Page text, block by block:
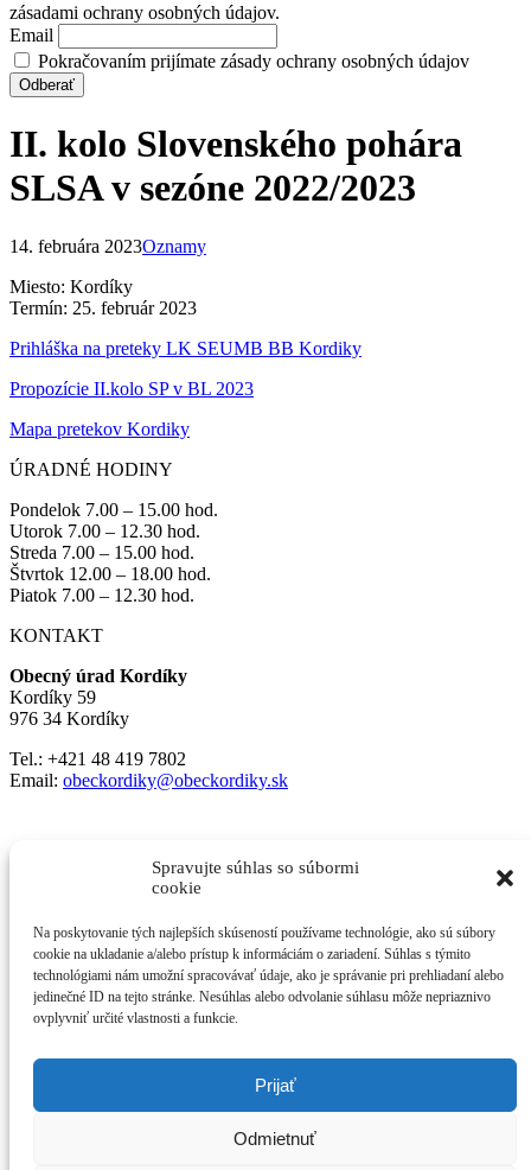
Spravujte súhlas so súbormi
cookie
Na poskytovanie tých najlepších skúseností používame technológie, ako sú súbory
cookie na ukladanie a/alebo prístup k informáciám o zariadení. Súhlas s týmito
technológiami nám umožní spracovávať údaje, ako je správanie pri prehliadaní alebo
jedinečné ID na tejto stránke. Nesúhlas alebo odvolanie súhlasu môže nepriaznivo
ovplyvniť určité vlastnosti a funkcie.
Prijať
Odmietnuť
zásadami ochrany osobných údajov.
Email
Pokračovaním prijímate zásady ochrany osobných údajov
II. kolo Slovenského pohára
SLSA v sezóne 2022/2023
14. februára 2023Oznamy
Miesto: Kordíky
Termín: 25. február 2023
Prihláška na preteky LK SEUMB BB Kordiky
Propozície II.kolo SP v BL 2023
Mapa pretekov Kordiky
ÚRADNÉ HODINY
Pondelok 7.00 – 15.00 hod.
Utorok 7.00 – 12.30 hod.
Streda 7.00 – 15.00 hod.
Štvrtok 12.00 – 18.00 hod.
Piatok 7.00 – 12.30 hod.
KONTAKT
Obecný úrad Kordíky
Kordíky 59
976 34 Kordíky
Tel.: +421 48 419 7802
Email: obeckordiky@obeckordiky.sk
a povolíte tento obsah